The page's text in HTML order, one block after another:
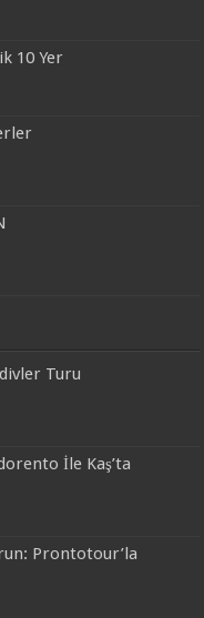
10 Yer
Turu
İle Kaş’ta
Prontotour’la